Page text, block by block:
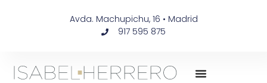
Avda. Machupichu, 16 • Madrid
917 595 875